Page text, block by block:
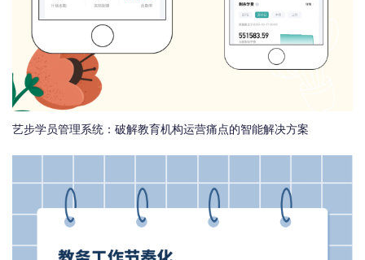
艺步学员管理系统：破解教育机构运营痛点的智能解决方案